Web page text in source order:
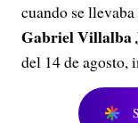
cuando se
Gabriel Villalba
del 14 de agosto,